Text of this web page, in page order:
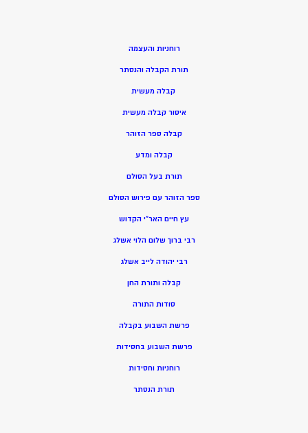
רוחניות והעצמה
תורת הקבלה והנסתר
קבלה מעשית
איסור קבלה מעשית
קבלה ספר הזוהר
קבלה ומדע
תורת בעל הסולם
ספר הזוהר עם פירוש הסולם
עץ חיים האר”י הקדוש
רבי ברוך שלום הלוי אשלג
רבי יהודה לייב אשלג
קבלה ותורת החן
סודות התורה
פרשת השבוע בקבלה
פרשת השבוע בחסידות
רוחניות וחסידות
תורת הנסתר